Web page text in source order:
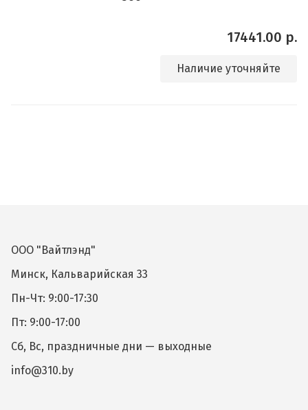
17441.00 р.
Наличие уточняйте
ООО "Вайтлэнд"
Минск, Кальварийская 33
Пн-Чт: 9:00-17:30
Пт: 9:00-17:00
Сб, Вс, праздничные дни — выходные
info@310.by